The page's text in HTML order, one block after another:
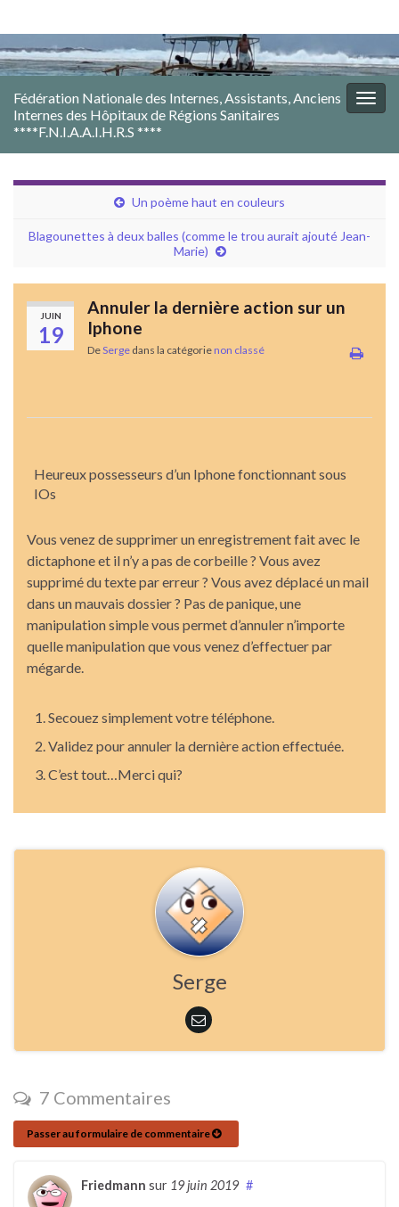
Fédération Nationale des Internes, Assistants, Anciens
Internes des Hôpitaux de Régions Sanitaires
****F.N.I.A.A.I.H.R.S ****
Un poème haut en couleurs
Blagounettes à deux balles (comme le trou aurait ajouté Jean-
Marie)
JUIN
19
Annuler la dernière action sur un
Iphone
DeSerge dans la catégorie non classé
Heureux possesseurs d’un Iphone fonctionnant sous
IOs
Vous venez de supprimer un enregistrement fait avec le
dictaphone et il n’y a pas de corbeille ? Vous avez
supprimé du texte par erreur ? Vous avez déplacé un mail
dans un mauvais dossier ? Pas de panique, une
manipulation simple vous permet d’annuler n’importe
quelle manipulation que vous venez d’effectuer par
mégarde.
Secouez simplement votre téléphone.
Validez pour annuler la dernière action effectuée.
C’est tout…Merci qui?
Serge
7 Commentaires
Passer au formulaire de commentaire
Friedmann sur 19 juin 2019 #